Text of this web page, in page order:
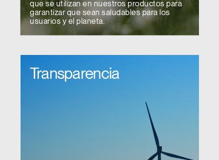
que se utilizan en nuestros productos para
garantizar que sean saludables para los
usuarios y el planeta.
Transparencia